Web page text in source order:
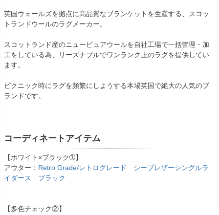
英国ウェールズを拠点に高品質なブランケットを生産する、スコッ
トランドウールのラグメーカー。
スコットランド産のニューピュアウールを自社工場で一括管理・加
工をしている為、リーズナブルでワンランク上のラグを提供してい
ます。
ピクニック時にラグを頻繁にしようする本場英国で絶大の人気のブ
ランドです。
コーディネートアイテム
【ホワイト×ブラック➀】
アウター： Retro Grade/レトログレード シープレザーシングルラ
イダース ブラック
【多色チェック②】